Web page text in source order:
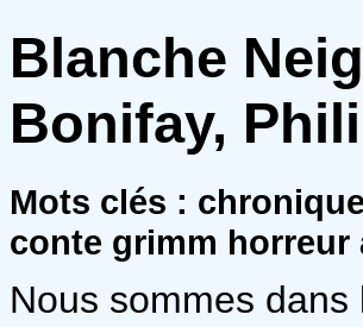
Blanche
Bonifay,
Mots clés :
conte grimm horreur
Nous sommes